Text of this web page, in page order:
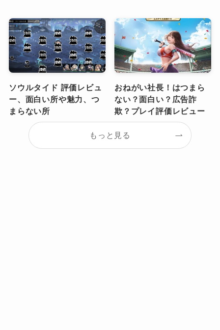
ソウルタイド 評価レビュ
ー、面白い所や魅力、つ
まらない所
おねがい社長！はつまら
ない？面白い？広告詐
欺？プレイ評価レビュー
もっと見る